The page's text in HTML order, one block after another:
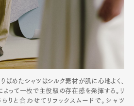
ばめたシャツはシルク素材が肌に心地よく、
よって一枚で主役級の存在感を発揮する。リ
りと合わせてリラックスムードで。シャツ